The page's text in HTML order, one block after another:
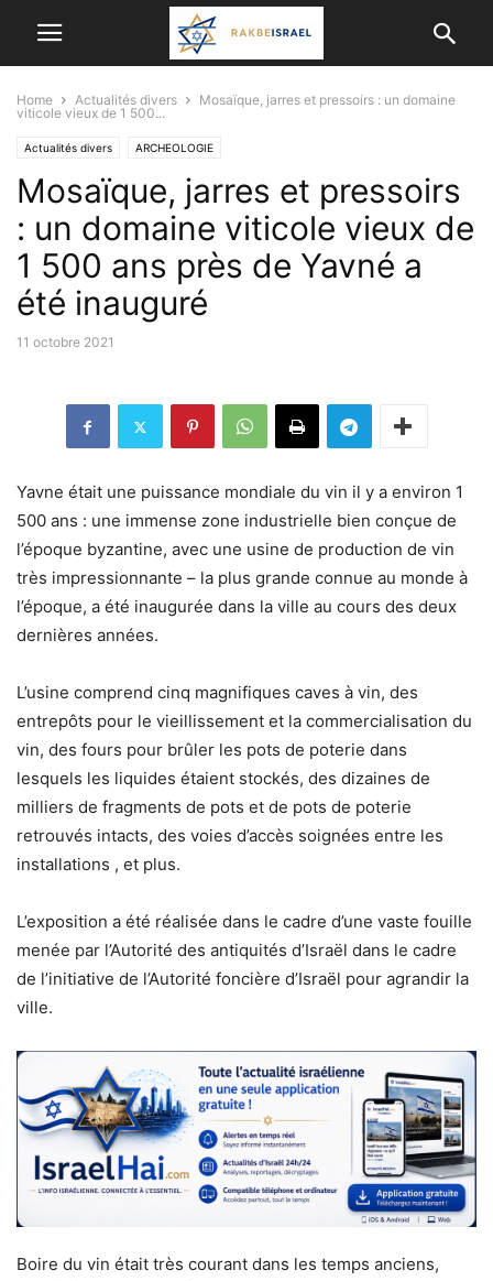
Home Actualités divers
Mosaïque, jarres et pressoirs : un domaine
viticole vieux de 1 500...
Actualités divers ARCHEOLOGIE
Mosaïque, jarres et pressoirs
: un domaine viticole vieux de
1 500 ans près de Yavné a
été inauguré
11 octobre 2021
Yavne était une puissance mondiale du vin il y a environ 1
500 ans : une immense zone industrielle bien conçue de
l’époque byzantine, avec une usine de production de vin
très impressionnante – la plus grande connue au monde à
l’époque, a été inaugurée dans la ville au cours des deux
dernières années.
L’usine comprend cinq magnifiques caves à vin, des
entrepôts pour le vieillissement et la commercialisation du
vin, des fours pour brûler les pots de poterie dans
lesquels les liquides étaient stockés, des dizaines de
milliers de fragments de pots et de pots de poterie
retrouvés intacts, des voies d’accès soignées entre les
installations , et plus.
L’exposition a été réalisée dans le cadre d’une vaste fouille
menée par l’Autorité des antiquités d’Israël dans le cadre
de l’initiative de l’Autorité foncière d’Israël pour agrandir la
ville.
Boire du vin était très courant dans les temps anciens,